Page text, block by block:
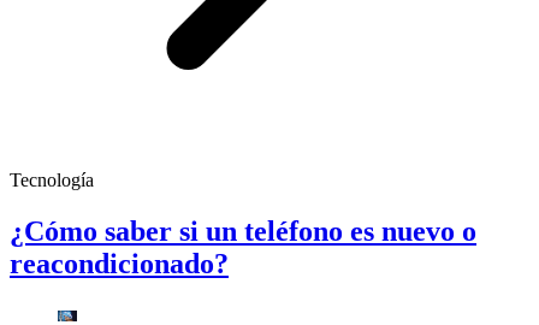
Tecnología
¿Cómo saber si un teléfono es nuevo o
reacondicionado?